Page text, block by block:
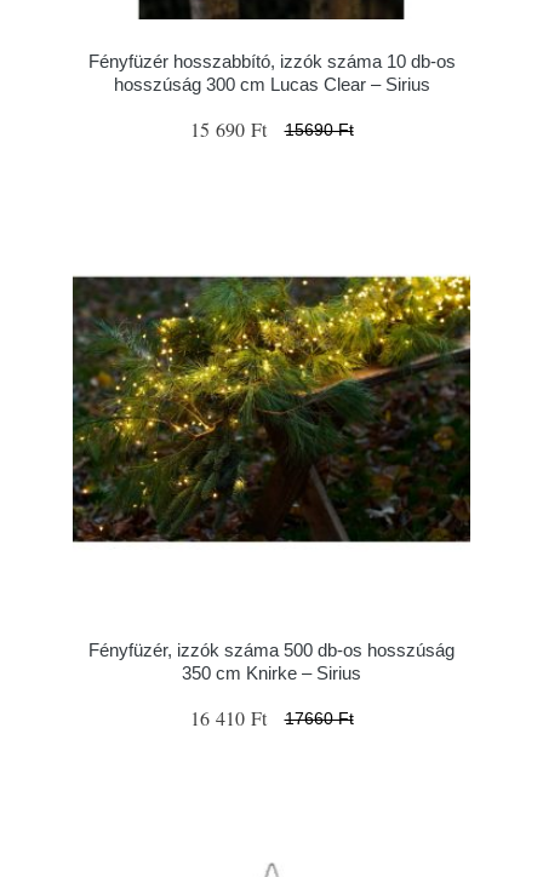
Fényfüzér hosszabbító, izzók száma 10 db-os
hosszúság 300 cm Lucas Clear – Sirius
15 690 Ft 15690 Ft
Fényfüzér, izzók száma 500 db-os hosszúság
350 cm Knirke – Sirius
16 410 Ft 17660 Ft